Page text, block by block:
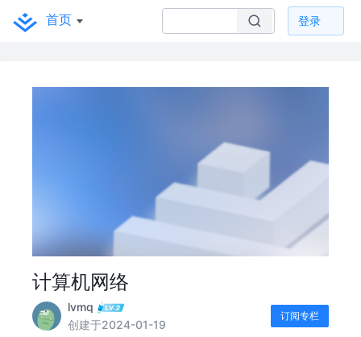
首页 登录
计算机网络
lvmq
创建于2024-01-19
订阅专栏